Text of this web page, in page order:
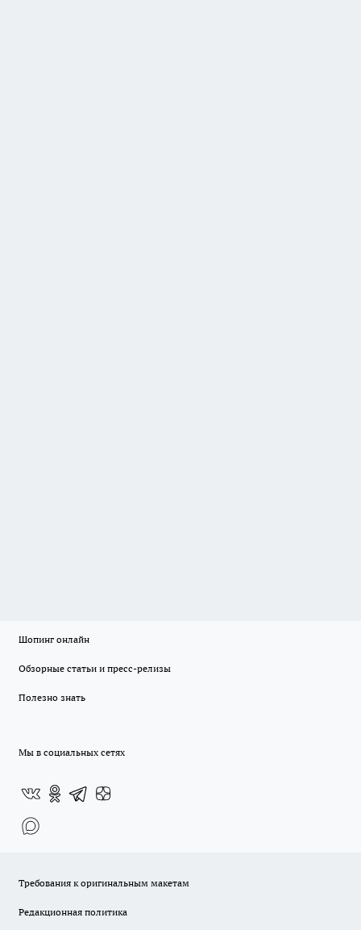
Шопинг онлайн
Обзорные статьи и пресс-релизы
Полезно знать
Мы в социальных сетях
Требования к оригинальным макетам
Редакционная политика